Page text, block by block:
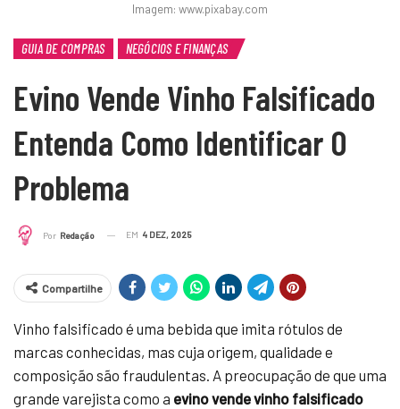
Imagem: www.pixabay.com
GUIA DE COMPRAS NEGÓCIOS E FINANÇAS
Evino Vende Vinho Falsificado
Entenda Como Identificar O
Problema
Por Redação EM 4 DEZ, 2025
Compartilhe
Vinho falsificado é uma bebida que imita rótulos de
marcas conhecidas, mas cuja origem, qualidade e
composição são fraudulentas. A preocupação de que uma
grande varejista como a evino vende vinho falsificado